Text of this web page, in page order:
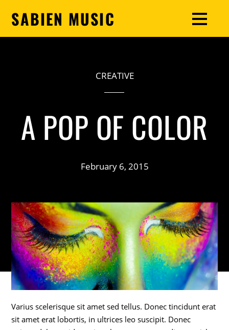
SABIEN MUSIC
CREATIVE
A POP OF COLOR
February 6, 2015
Varius scelerisque sit amet sed tellus. Donec tincidunt erat
sit amet erat lobortis, in ultrices leo suscipit. Donec